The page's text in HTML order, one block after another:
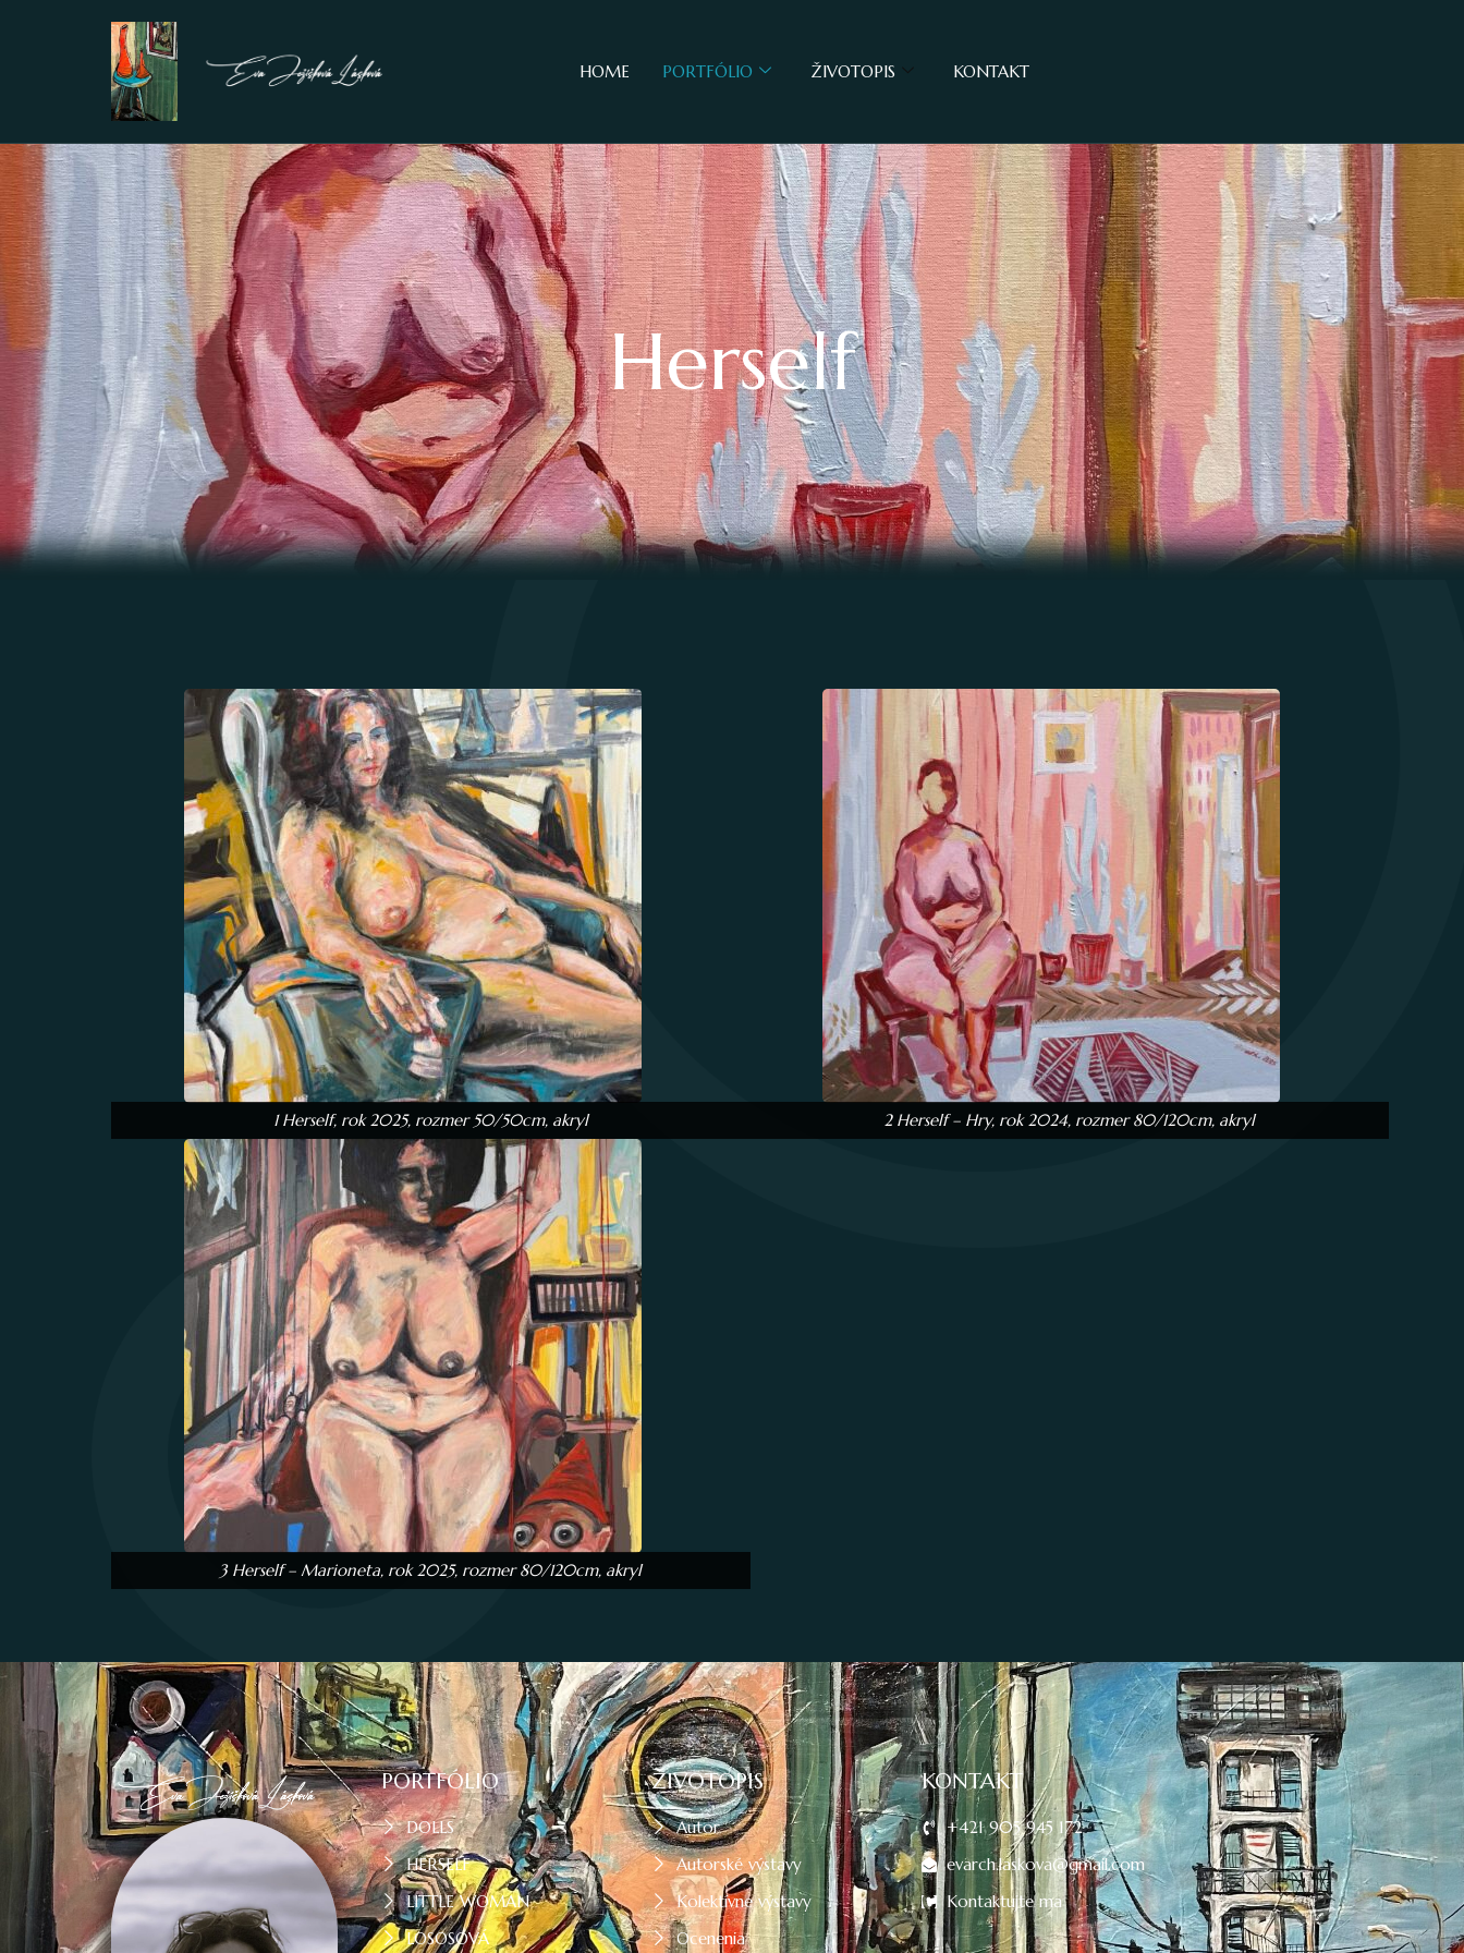
HOME PORTFÓLIO ŽIVOTOPIS KONTAKT
Herself
1 Herself, rok 2025, rozmer 50/50cm, akryl 2 Herself – Hry, rok 2024, rozmer 80/120cm, akryl
3 Herself – Marioneta, rok 2025, rozmer 80/120cm, akryl
PORTFÓLIO
DOLLS
HERSELF
LITTLE WOMAN
LOSOSOVÁ
ŽIVOTOPIS
Autor
Autorské výstavy
Kolektívne výstavy
Ocenenia
KONTAKT
+421 905 945 172
evarch.laskova@gmail.com
Kontaktujte ma